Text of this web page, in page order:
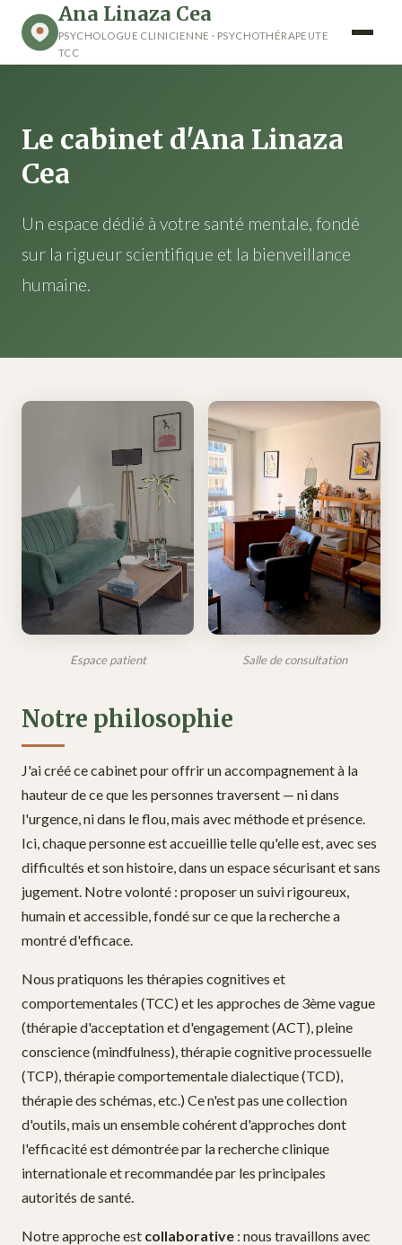
Ana Linaza Cea
PSYCHOLOGUE CLINICIENNE · PSYCHOTHÉRAPEUTE
TCC
Le cabinet d'Ana Linaza
Cea
Un espace dédié à votre santé mentale, fondé
sur la rigueur scientifique et la bienveillance
humaine.
Espace patient Salle de consultation
Notre philosophie
J'ai créé ce cabinet pour offrir un accompagnement à la
hauteur de ce que les personnes traversent — ni dans
l'urgence, ni dans le flou, mais avec méthode et présence.
Ici, chaque personne est accueillie telle qu'elle est, avec ses
difficultés et son histoire, dans un espace sécurisant et sans
jugement. Notre volonté : proposer un suivi rigoureux,
humain et accessible, fondé sur ce que la recherche a
montré d'efficace.
Nous pratiquons les thérapies cognitives et
comportementales (TCC) et les approches de 3ème vague
(thérapie d'acceptation et d'engagement (ACT), pleine
conscience (mindfulness), thérapie cognitive processuelle
(TCP), thérapie comportementale dialectique (TCD),
thérapie des schémas, etc.) Ce n'est pas une collection
d'outils, mais un ensemble cohérent d'approches dont
l'efficacité est démontrée par la recherche clinique
internationale et recommandée par les principales
autorités de santé.
Notre approche est collaborative : nous travaillons avec